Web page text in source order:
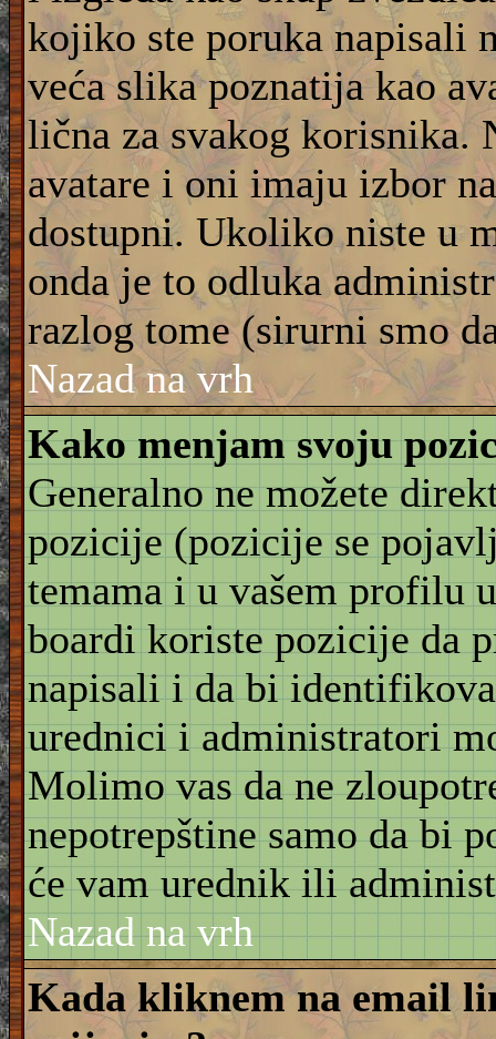
kojiko ste poruka napisali
veća slika poznatija kao
lična za svakog korisnika.
avatare i oni imaju izbor
dostupni. Ukoliko niste u
onda je to odluka
razlog tome (sirurni smo
Nazad na vrh
Kako menjam svoju
Generalno ne možete
pozicije (pozicije se
temama i u vašem profilu
boardi koriste pozicije da
napisali i da bi
urednici i administratori
Molimo vas da ne
nepotrepštine samo da bi
će vam urednik ili
Nazad na vrh
Kada kliknem na email